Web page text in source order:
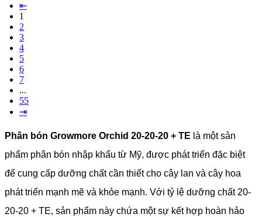
⇤
1
2
3
4
5
6
7
...
55
⇥
Phân bón Growmore Orchid 20-20-20 + TE là một sản
phẩm phân bón nhập khẩu từ Mỹ, được phát triển đặc biệt
để cung cấp dưỡng chất cần thiết cho cây lan và cây hoa
phát triển mạnh mẽ và khỏe mạnh. Với tỷ lệ dưỡng chất 20-
20-20 + TE, sản phẩm này chứa một sự kết hợp hoàn hảo